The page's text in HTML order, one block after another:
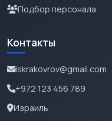
Подбор персонала
Контакты
iskrakovrov@gmail.com
+972 123 456 789
Израиль